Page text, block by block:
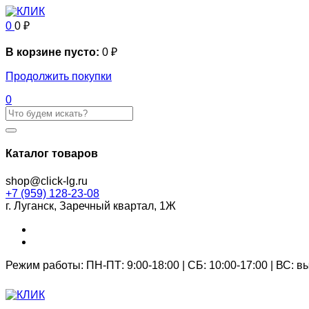
0 0 ₽
В корзине пусто: 0 ₽
Продолжить покупки
0
Каталог товаров
shop@click-lg.ru
+7 (959) 128-23-08
г. Луганск, Заречный квартал, 1Ж
Режим работы: ПН-ПТ: 9:00-18:00 | СБ: 10:00-17:00 | ВС: